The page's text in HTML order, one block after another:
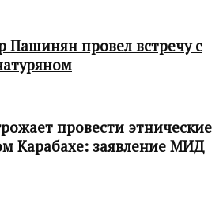
Пашинян провел встречу с
провести этнические
Карабахе: заявление МИД